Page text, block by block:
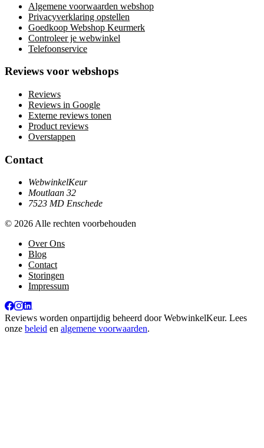
Algemene voorwaarden webshop
Privacyverklaring opstellen
Goedkoop Webshop Keurmerk
Controleer je webwinkel
Telefoonservice
Reviews voor webshops
Reviews
Reviews in Google
Externe reviews tonen
Product reviews
Overstappen
Contact
WebwinkelKeur
Moutlaan 32
7523 MD Enschede
© 2026 Alle rechten voorbehouden
Over Ons
Blog
Contact
Storingen
Impressum
Reviews worden onpartijdig beheerd doorWebwinkelKeur. Lees
onze beleid en algemene voorwaarden.